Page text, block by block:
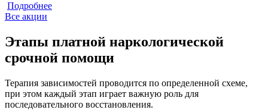
Подробнее
Все акции
Этапы платной наркологической
срочной помощи
Терапия зависимостей проводится по определенной схеме,
при этом каждый этап играет важную роль для
последовательного восстановления.